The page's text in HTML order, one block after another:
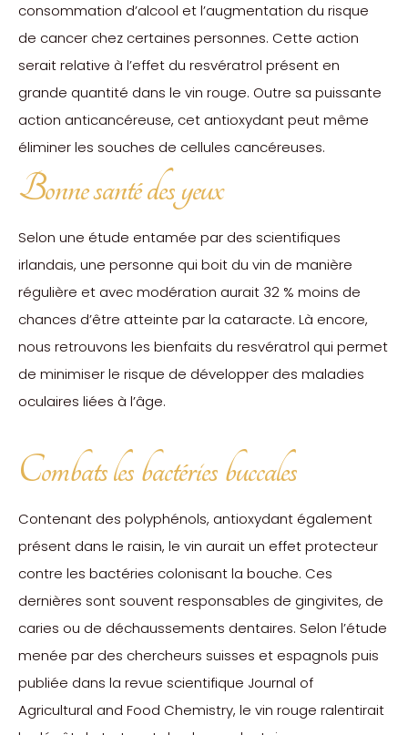
consommation d’alcool et l’augmentation du risque
de cancer chez certaines personnes. Cette action
serait relative à l’effet du resvératrol présent en
grande quantité dans le vin rouge. Outre sa puissante
action anticancéreuse, cet antioxydant peut même
éliminer les souches de cellules cancéreuses.
Bonne santé des yeux
Selon une étude entamée par des scientifiques
irlandais, une personne qui boit du vin de manière
régulière et avec modération aurait 32 % moins de
chances d’être atteinte par la cataracte. Là encore,
nous retrouvons les bienfaits du resvératrol qui permet
de minimiser le risque de développer des maladies
oculaires liées à l’âge.
Combats les bactéries buccales
Contenant des polyphénols, antioxydant également
présent dans le raisin, le vin aurait un effet protecteur
contre les bactéries colonisant la bouche. Ces
dernières sont souvent responsables de gingivites, de
caries ou de déchaussements dentaires. Selon l’étude
menée par des chercheurs suisses et espagnols puis
publiée dans la revue scientifique Journal of
Agricultural and Food Chemistry, le vin rouge ralentirait